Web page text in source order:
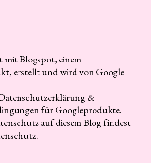
mit Blogspot, einem
erstellt und wird von Google
&
für Googleprodukte.
auf diesem Blog findest